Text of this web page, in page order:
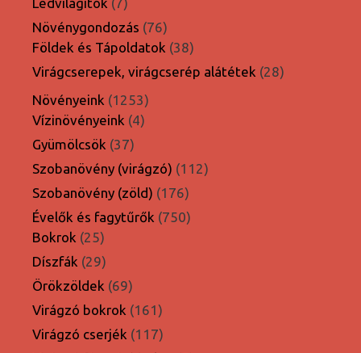
termék
Növénygondozás 7676
termék
Földek és Tápoldatok 3838
termék
Virágcserepek, virágcserép alátétek 2828
Növényeink 12531253
termék
Vízinövényeink 44
Gyümölcsök 3737
termék
Szobanövény (virágzó) 112112
Szobanövény (zöld) 176176
termék
Évelők és fagytűrők 750750
Bokrok 2525
termék
Díszfák 2929
termék
Örökzöldek 6969
termék
Virágzó bokrok 161161
termék
Virágzó cserjék 117117